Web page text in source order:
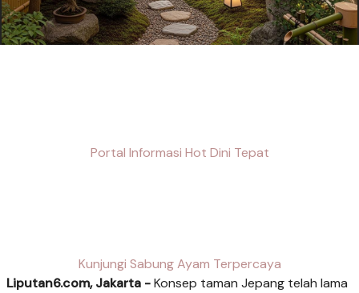
Portal Informasi Hot Dini Tepat
Kunjungi Sabung Ayam Terpercaya
Liputan6.com, Jakarta -Konsep taman Jepang telah lama